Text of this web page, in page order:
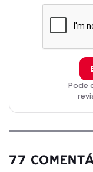
Pode
77